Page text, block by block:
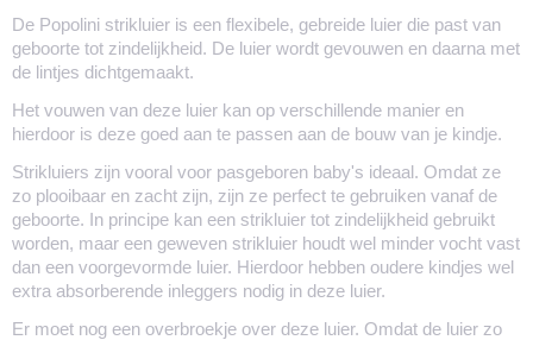
De Popolini strikluier is een flexibele, gebreide luier die past van
geboorte tot zindelijkheid. De luier wordt gevouwen en daarna met
de lintjes dichtgemaakt.
Het vouwen van deze luier kan op verschillende manier en
hierdoor is deze goed aan te passen aan de bouw van je kindje.
Strikluiers zijn vooral voor pasgeboren baby's ideaal. Omdat ze
zo plooibaar en zacht zijn, zijn ze perfect te gebruiken vanaf de
geboorte. In principe kan een strikluier tot zindelijkheid gebruikt
worden, maar een geweven strikluier houdt wel minder vocht vast
dan een voorgevormde luier. Hierdoor hebben oudere kindjes wel
extra absorberende inleggers nodig in deze luier.
Er moet nog een overbroekje over deze luier. Omdat de luier zo